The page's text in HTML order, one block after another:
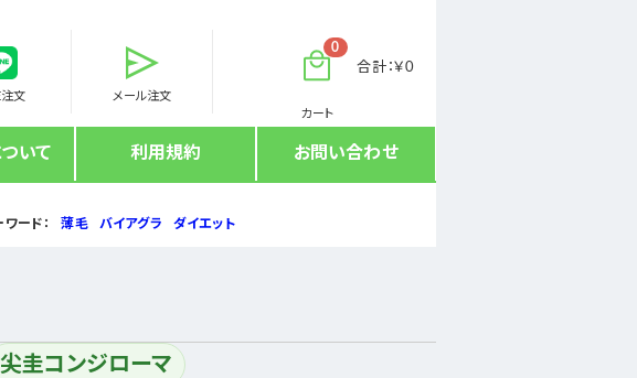
注文
メール注文
カート
0
合計：￥0
いて 利用規約 お問い合わせ
ード： 薄毛 バイアグラ ダイエット
尖圭コンジローマ